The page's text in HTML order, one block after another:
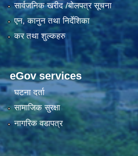
सार्वजनिक खरीद /बोलपत्र सूचना
एन, कानुन तथा निर्देशिका
कर तथा शुल्कहरु
eGov services
घटना दर्ता
सामाजिक सुरक्षा
नागरिक वडापत्र